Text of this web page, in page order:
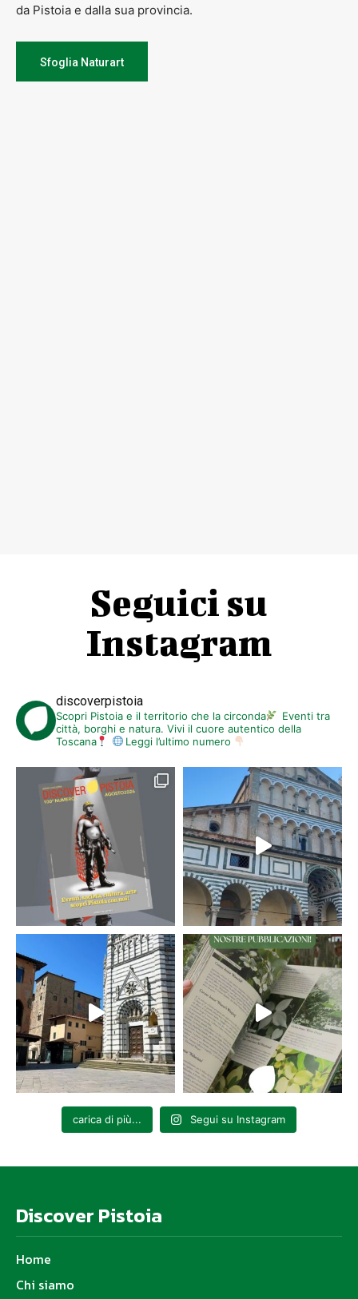
da Pistoia e dalla sua provincia.
Sfoglia Naturart
Seguici su
Instagram
discoverpistoia
Scopri Pistoia e il territorio che la circonda
Eventi tra
città, borghi e natura. Vivi il cuore autentico della
Toscana
Leggi l’ultimo numero
carica di più... Segui su Instagram
Discover Pistoia
Home
Chi siamo